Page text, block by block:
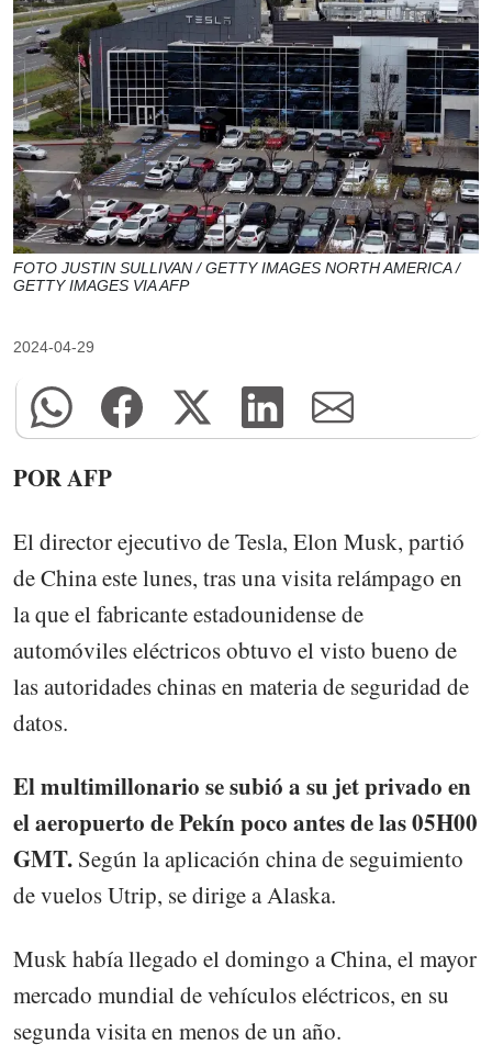
FOTO JUSTIN SULLIVAN / GETTY IMAGES NORTH AMERICA /
GETTY IMAGES VIA AFP
2024-04-29
POR AFP
El director ejecutivo de Tesla, Elon Musk, partió
de China este lunes, tras una visita relámpago en
la que el fabricante estadounidense de
automóviles eléctricos obtuvo el visto bueno de
las autoridades chinas en materia de seguridad de
datos.
El multimillonario se subió a su jet privado en
el aeropuerto de Pekín poco antes de las 05H00
GMT. Según la aplicación china de seguimiento
de vuelos Utrip, se dirige a Alaska.
Musk había llegado el domingo a China, el mayor
mercado mundial de vehículos eléctricos, en su
segunda visita en menos de un año.